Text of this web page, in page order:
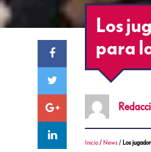
Los
para
Inicio / News / Los